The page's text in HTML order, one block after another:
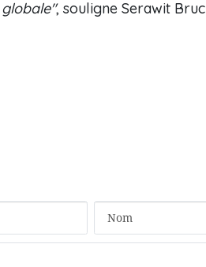
, souligne Serawit